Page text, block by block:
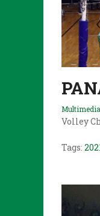
Multimedia
Volley
Tags: